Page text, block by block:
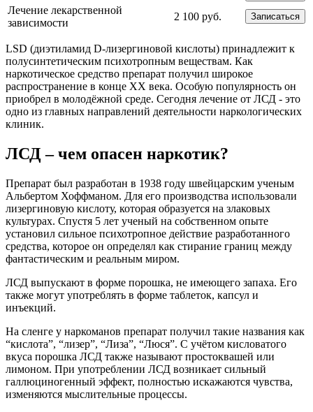
Лечение лекарственной
зависимости
2 100 руб. Записаться
LSD (диэтиламид D-лизергиновой кислоты) принадлежит к
полусинтетическим психотропным веществам. Как
наркотическое средство препарат получил широкое
распространение в конце XX века. Особую популярность он
приобрел в молодёжной среде. Сегодня лечение от ЛСД - это
одно из главных направлений деятельности наркологических
клиник.
ЛСД – чем опасен наркотик?
Препарат был разработан в 1938 году швейцарским ученым
Альбертом Хоффманом. Для его производства использовали
лизергиновую кислоту, которая образуется на злаковых
культурах. Спустя 5 лет ученый на собственном опыте
установил сильное психотропное действие разработанного
средства, которое он определял как стирание границ между
фантастическим и реальным миром.
ЛСД выпускают в форме порошка, не имеющего запаха. Его
также могут употреблять в форме таблеток, капсул и
инъекций.
На сленге у наркоманов препарат получил такие названия как
“кислота”, “лизер”, “Лиза”, “Люся”. С учётом кисловатого
вкуса порошка ЛСД также называют простоквашей или
лимоном. При употреблении ЛСД возникает сильный
галлюциногенный эффект, полностью искажаются чувства,
изменяются мыслительные процессы.